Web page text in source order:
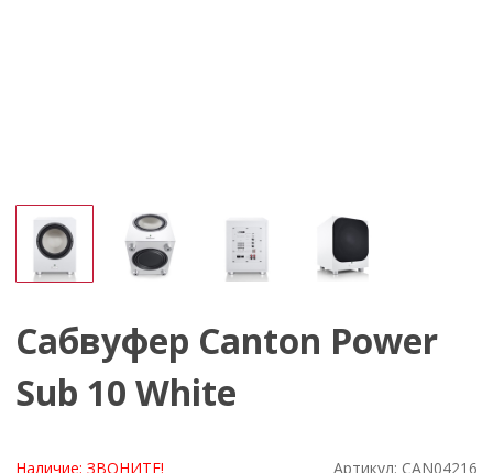
Сабвуфер Canton Power
Sub 10 White
Наличие:ЗВОНИТЕ! Артикул: CAN04216